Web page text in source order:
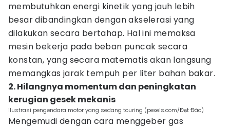
membutuhkan energi kinetik yang jauh lebih
besar dibandingkan dengan akselerasi yang
dilakukan secara bertahap. Hal ini memaksa
mesin bekerja pada beban puncak secara
konstan, yang secara matematis akan langsung
memangkas jarak tempuh per liter bahan bakar.
2. Hilangnya momentum dan peningkatan
kerugian gesek mekanis
ilustrasi pengendara motor yang sedang touring (pexels.com/Đạt Đào)
Mengemudi dengan cara menggeber gas